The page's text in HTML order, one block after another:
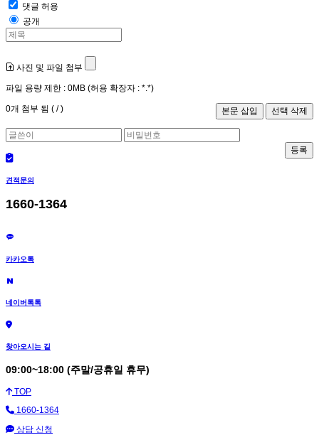
댓글 허용
공개
사진 및 파일 첨부
파일 용량 제한 : 0MB (허용 확장자 : *.*)
0개 첨부 됨 ( /)
등록
견적문의
1660-1364
카카오톡
네이버톡톡
찾아오시는 길
09:00~18:00 (주말/공휴일 휴무)
TOP
1660-1364
상담 신청